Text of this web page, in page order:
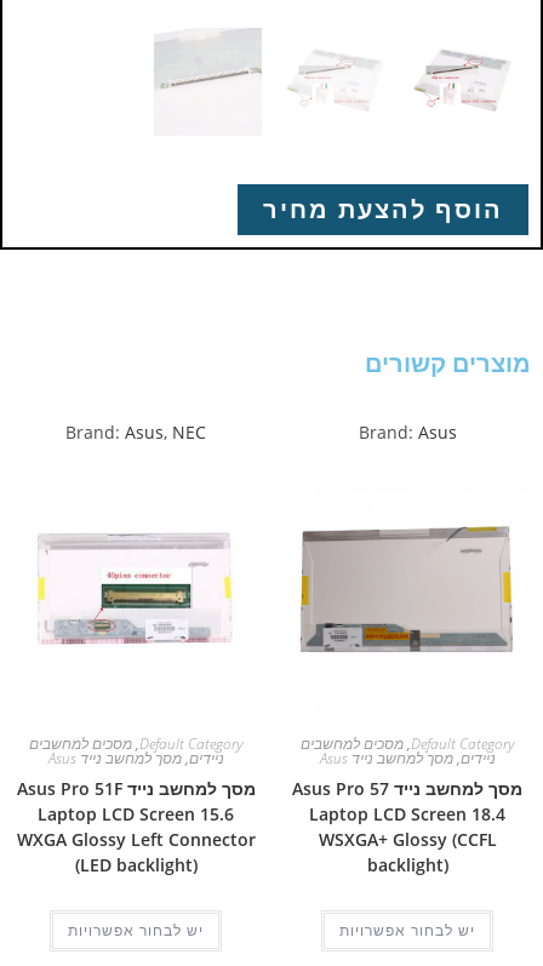
הוסף להצעת מחיר
מוצרים קשורים
Brand: Asus
Default Category
,מסכים למחשבים
ניידים,מסך למחשב נייד Asus
מסך למחשב נייד Asus Pro 57
Laptop LCD Screen 18.4
WSXGA+ Glossy (CCFL
backlight)
יש לבחור אפשרויות
Brand: Asus, NEC
Default Category
,מסכים למחשבים
ניידים,מסך למחשב נייד Asus
מסך למחשב נייד Asus Pro 51F
Laptop LCD Screen 15.6
WXGA Glossy Left Connector
(LED backlight)
יש לבחור אפשרויות